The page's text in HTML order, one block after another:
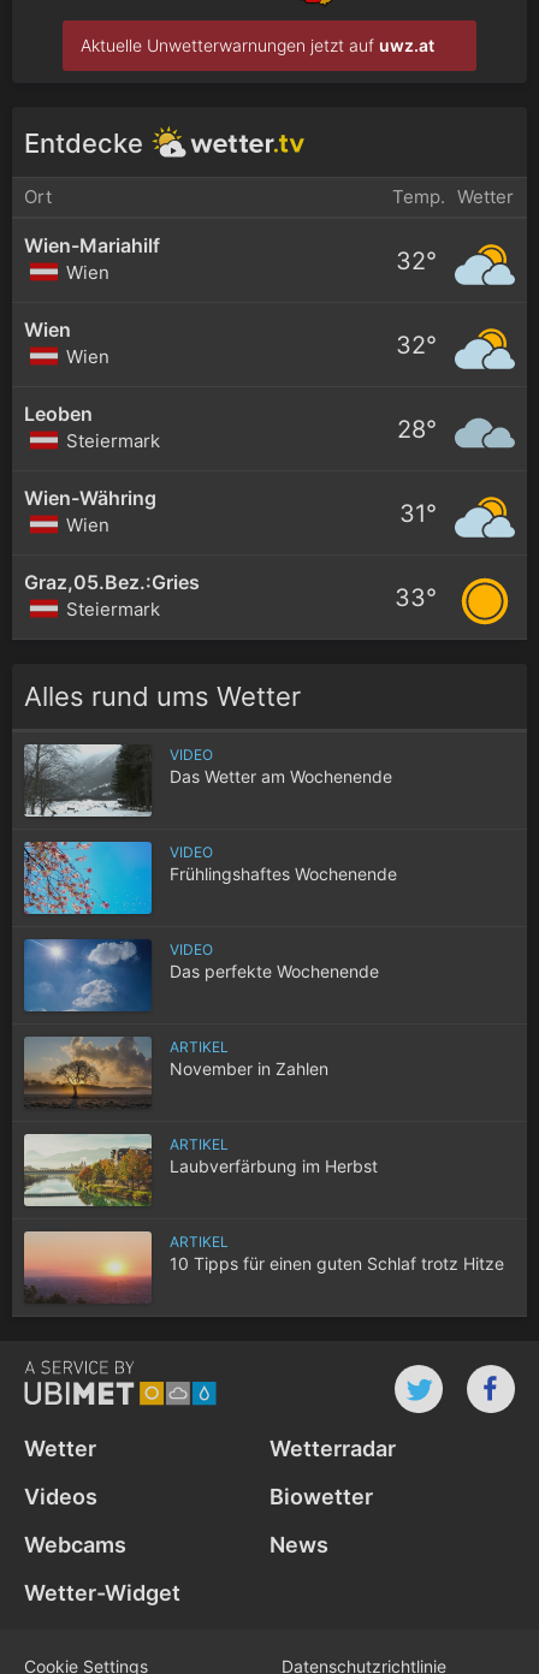
Aktuelle Unwetterwarnungen jetzt auf uwz.at
Entdecke
Ort Temp. Wetter
Wien-Mariahilf
Wien 32°
Wien
Wien 32°
Leoben
Steiermark 28°
Wien-Währing
Wien 31°
Graz,05.Bez.:Gries
Steiermark 33°
Alles rund ums Wetter
VIDEO
Das Wetter am Wochenende
VIDEO
Frühlingshaftes Wochenende
VIDEO
Das perfekte Wochenende
ARTIKEL
November in Zahlen
ARTIKEL
Laubverfärbung im Herbst
ARTIKEL
10 Tipps für einen guten Schlaf trotz Hitze
Wetter
Wetterradar
Videos
Biowetter
Webcams
News
Wetter-Widget
Cookie Settings Datenschutz­richtlinie